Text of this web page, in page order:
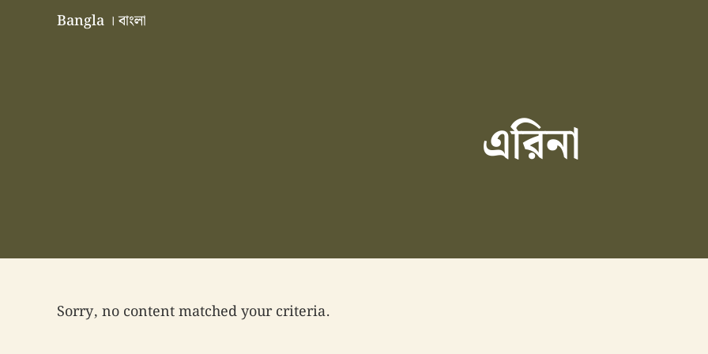
Skip to main content
Skip to header right navigation
Skip to site footer
Bangla । বাংলা
এরিনা
Sorry, no content matched your criteria.